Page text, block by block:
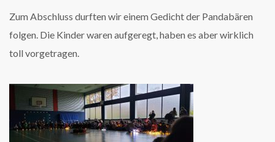
Zum Abschluss durften wir einem Gedicht der Pandabären
folgen. Die Kinder waren aufgeregt, haben es aber wirklich
toll vorgetragen.